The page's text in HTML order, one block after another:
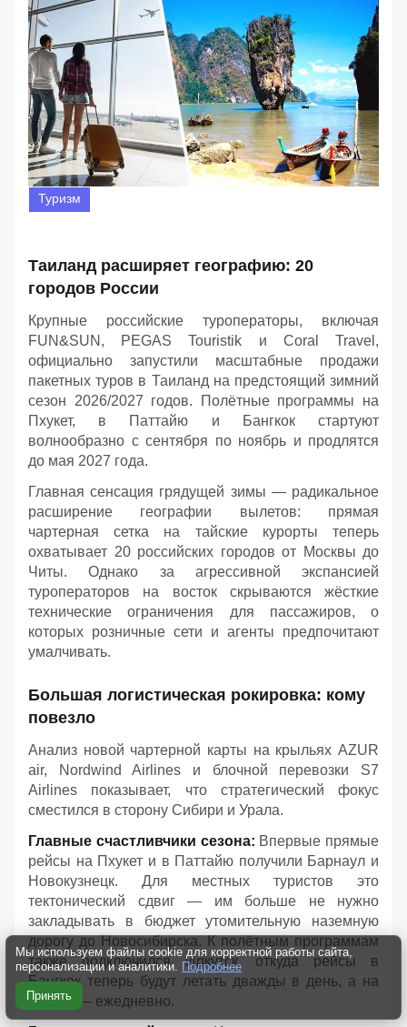
Туризм
Таиланд расширяет географию: 20
городов России
Крупные российские туроператоры, включая
FUN&SUN, PEGAS Touristik и Coral Travel,
официально запустили масштабные продажи
пакетных туров в Таиланд на предстоящий зимний
сезон 2026/2027 годов. Полётные программы на
Пхукет, в Паттайю и Бангкок стартуют
волнообразно с сентября по ноябрь и продлятся
до мая 2027 года.
Главная сенсация грядущей зимы — радикальное
расширение географии вылетов: прямая
чартерная сетка на тайские курорты теперь
охватывает 20 российских городов от Москвы до
Читы. Однако за агрессивной экспансией
туроператоров на восток скрываются жёсткие
технические ограничения для пассажиров, о
которых розничные сети и агенты предпочитают
умалчивать.
Большая логистическая рокировка: кому
повезло
Анализ новой чартерной карты на крыльях AZUR
air, Nordwind Airlines и блочной перевозки S7
Airlines показывает, что стратегический фокус
сместился в сторону Сибири и Урала.
Главные счастливчики сезона: Впервые прямые
рейсы на Пхукет и в Паттайю получили Барнаул и
Новокузнецк. Для местных туристов это
тектонический сдвиг — им больше не нужно
закладывать в бюджет утомительную наземную
дорогу до Новосибирска. К полётным программам
также подключился Иркутск, откуда рейсы в
Бангкок теперь будут летать дважды в день, а на
Пхукет — ежедневно.
Мы используем файлы cookie для корректной работы сайта,
персонализации и аналитики. Подробнее
Принять